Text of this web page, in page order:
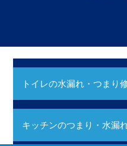
トイレの水漏れ・つまり
キッチンのつまり・水漏